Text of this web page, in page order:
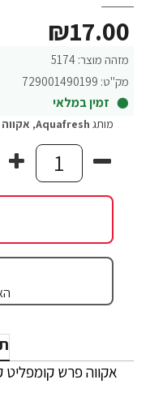
מזהה מוצר: 5174
מק"ט: 729001490199
זמין במלאי
₪17.00
מותג Aquafresh
,
אקווה פרש קומפליט קר